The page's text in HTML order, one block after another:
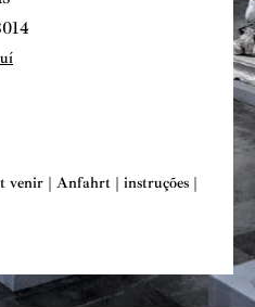
venir | Anfahrt | instruções |